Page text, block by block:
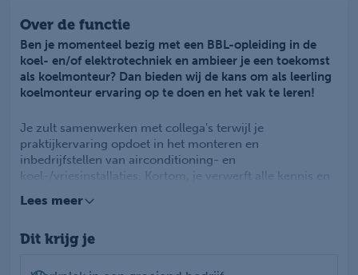
Over de functie
Ben je momenteel bezig met een BBL-opleiding in de
koel- en/of elektrotechniek en ambieer je een toekomst
als koelmonteur? Dan bieden wij de kans om als leerling
koelmonteur ervaring op te doen en het vak te leren!
Je zult samenwerken met collega's terwijl je
praktijkervaring opdoet in het monteren en
inbedrijfstellen van airconditioning- en
koel-/vriesinstallaties. Kortom, je verwerft alle kennis en
koelmonteur te functioneren.
Na een week van hard werken, wordt er met het team
vrijdagmiddagborrel.
Lees meer
Dit krijg je